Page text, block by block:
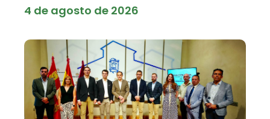
4 de agosto de 2026